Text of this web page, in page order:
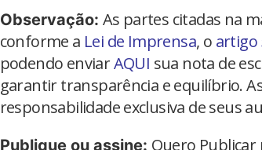
Observação: As partes citadas na
conforme a Lei de Imprensa, o artigo
podendo enviarAQUI sua nota de
garantir transparência e equilíbrio.
responsabilidade exclusiva de seus
Publique ou assine: Quero